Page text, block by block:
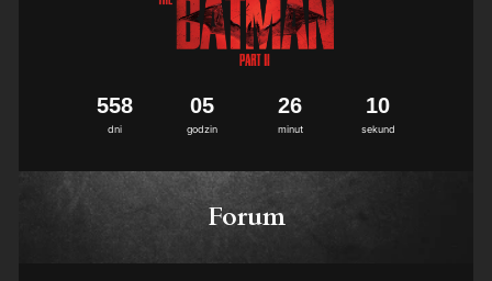
dni
558
godzin
05
minut
26
sekund
10
Forum